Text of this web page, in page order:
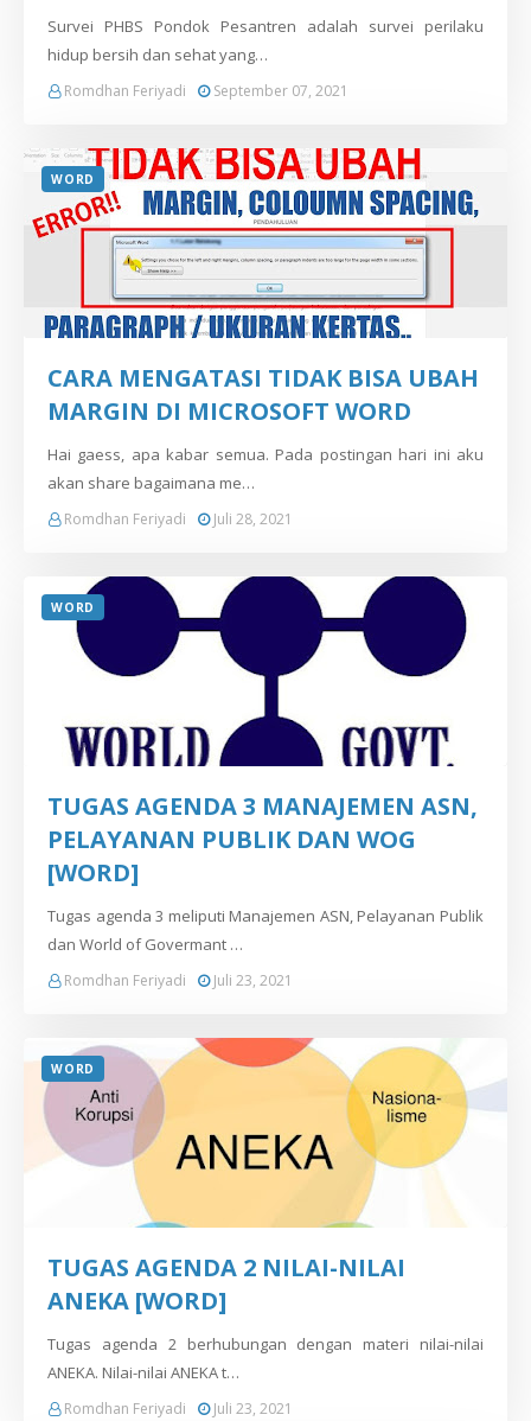
Survei PHBS Pondok Pesantren adalah survei perilaku
hidup bersih dan sehat yang…
Romdhan Feriyadi September 07, 2021
WORD
CARA MENGATASI TIDAK BISA UBAH
MARGIN DI MICROSOFT WORD
Hai gaess, apa kabar semua. Pada postingan hari ini aku
akan share bagaimana me…
Romdhan Feriyadi Juli 28, 2021
WORD
TUGAS AGENDA 3 MANAJEMEN ASN,
PELAYANAN PUBLIK DAN WOG
[WORD]
Tugas agenda 3 meliputi Manajemen ASN, Pelayanan Publik
dan World of Govermant …
Romdhan Feriyadi Juli 23, 2021
WORD
TUGAS AGENDA 2 NILAI-NILAI
ANEKA [WORD]
Tugas agenda 2 berhubungan dengan materi nilai-nilai
ANEKA. Nilai-nilai ANEKA t…
Romdhan Feriyadi Juli 23, 2021